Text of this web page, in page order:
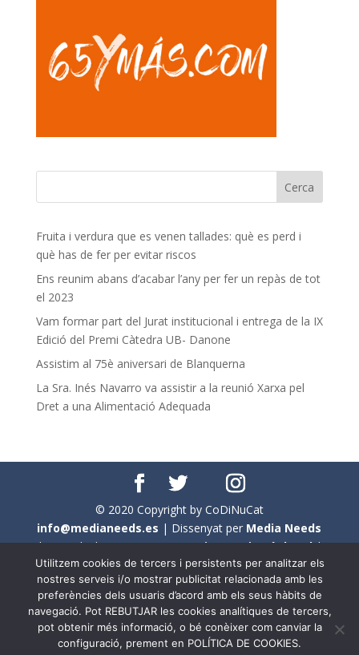
Fruita i verdura que es venen tallades: què es perd i
què has de fer per evitar riscos
Ens reunim abans d’acabar l’any per fer un repàs de tot
el 2023
Vam formar part del Jurat institucional i entrega de la IX
Edició del Premi Càtedra UB- Danone
Assistim al 75è aniversari de Blanquerna
La Sra. Inés Navarro va assistir a la reunió Xarxa pel
Dret a una Alimentació Adequada
© 2020 Copyright by CoDiNuCat
info@medianeeds.es | Dissenyat per Media Needs
| Tots els drets reservats aCoDiNuCat |Avís legal|
Avís per cookies
En aquest web s'ha tingut en compte l'ús no sexista del
llenguatge. No obstant això, i a causa de la seva
extensió, no s'ha pogut fer de manera exhaustiva. Per
Utilitzem cookies de tercers i persistents per analitzar els
nostres serveis i/o mostrar publicitat relacionada amb les
preferències dels usuaris d’acord amb els seus hàbits de
navegació. Pot REBUTJAR les cookies analítiques de tercers,
pot obtenir més informació, o bé conèixer com canviar la
configuració, prement en POLÍTICA DE COOKIES.